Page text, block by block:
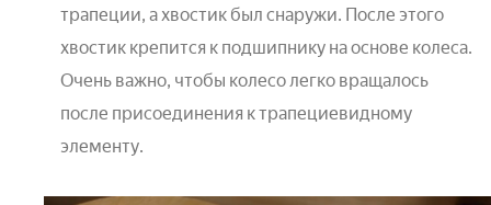
трапеции, а хвостик был снаружи. После этого
хвостик крепится к подшипнику на основе колеса.
Очень важно, чтобы колесо легко вращалось
после присоединения к трапециевидному
элементу.